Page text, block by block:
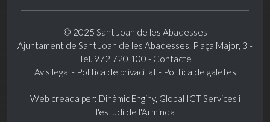
© 2025 Sant Joan de les Abadesses
Ajuntament de Sant Joan de les Abadesses. Plaça Major, 3 -
Tel. 972 720 100 - Contacte
Avís legal - Política de privacitat - Política de galetes
Web creada per: Dinàmic Enginy, Global ICT Services i
l'estudi de l'Arminda